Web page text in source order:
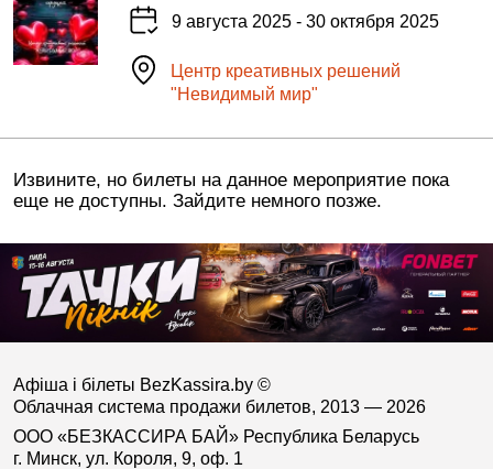
9 августа 2025 - 30 октября 2025
Центр креативных решений
"Невидимый мир"
Извините, но билеты на данное мероприятие пока
еще не доступны. Зайдите немного позже.
Афіша і білеты BezKassira.by ©
Облачная система продажи билетов, 2013 — 2026
ООО «БЕЗКАССИРА БАЙ» Республика Беларусь
г. Минск, ул. Короля, 9, оф. 1